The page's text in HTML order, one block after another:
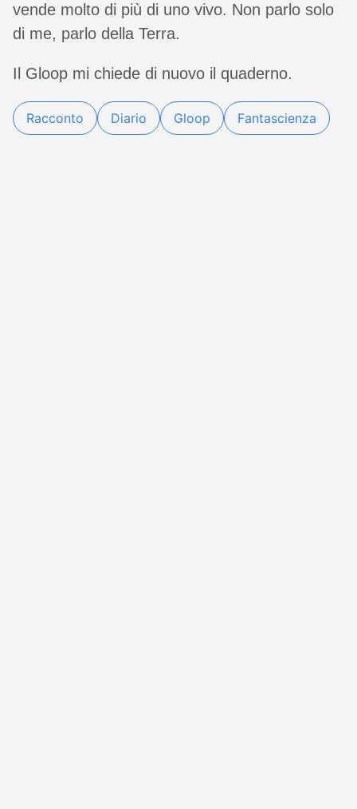
vende molto di più di uno vivo. Non parlo solo
di me, parlo della Terra.
Il Gloop mi chiede di nuovo il quaderno.
Racconto Diario Gloop Fantascienza